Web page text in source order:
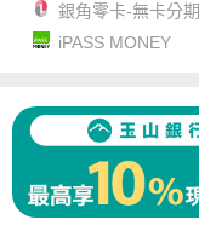
銀角零卡-無卡分期
iPASS MONEY